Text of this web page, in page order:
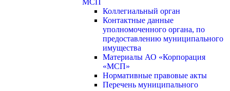
МСП
Коллегиальный орган
Контактные данные
уполномоченного органа, по
предоставлению муниципального
имущества
Материалы АО «Корпорация
«МСП»
Нормативные правовые акты
Перечень муниципального